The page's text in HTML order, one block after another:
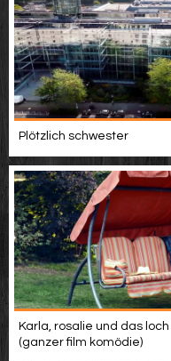
Plötzlich schwester
Karla, rosalie und das
(ganzer film komödie)